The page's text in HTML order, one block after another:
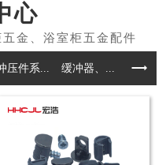
心
压件系... 缓冲器、... 拉手